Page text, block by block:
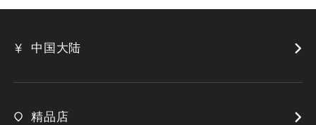
中国大陆
精品店